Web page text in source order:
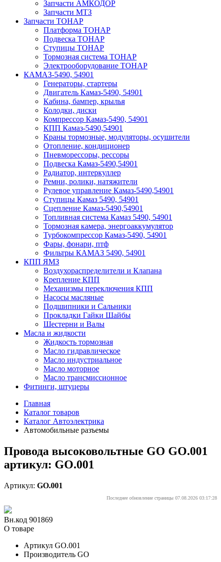
Запчасти АМКОДОР
Запчасти МТЗ
Запчасти ТОНАР
Платформа ТОНАР
Подвеска ТОНАР
Ступицы ТОНАР
Тормозная система ТОНАР
Электрооборудование ТОНАР
КАМАЗ-5490, 54901
Генераторы, стартеры
Двигатель Камаз-5490, 54901
Кабина, бампер, крылья
Колодки, диски
Компрессор Камаз-5490, 54901
КПП Камаз-5490,54901
Краны тормозные, модуляторы, осушители
Отопление, кондиционер
Пневморессоры, рессоры
Подвеска Камаз-5490,54901
Радиатор, интеркуллер
Ремни, ролики, натяжители
Рулевое управление Камаз-5490,54901
Ступицы Камаз 5490, 54901
Сцепление Камаз-5490,54901
Топливная система Камаз 5490, 54901
Тормозная камера, энергоаккумулятор
Турбокомпрессор Камаз-5490, 54901
Фары, фонари, птф
Фильтры КАМАЗ 5490, 54901
КПП ЯМЗ
Воздухораспределители и Клапана
Крепление КПП
Механизмы переключения КПП
Насосы масляные
Подшипники и Сальники
Прокладки Гайки Шайбы
Шестерни и Валы
Масла и жидкости
Жидкость тормозная
Масло гидравлическое
Масло индустриальное
Масло моторное
Масло трансмиссионное
Фитинги, штуцеры
Главная
Каталог товаров
Каталог Автоэлектрика
Автомобильные разъемы
Провода высоковольтные GO GO.001
артикул: GO.001
Артикул: GO.001
Последнее обновление страницы 07.08.2026 03:17:28
Вн.код 901869
О товаре
Артикул GO.001
Производитель GO